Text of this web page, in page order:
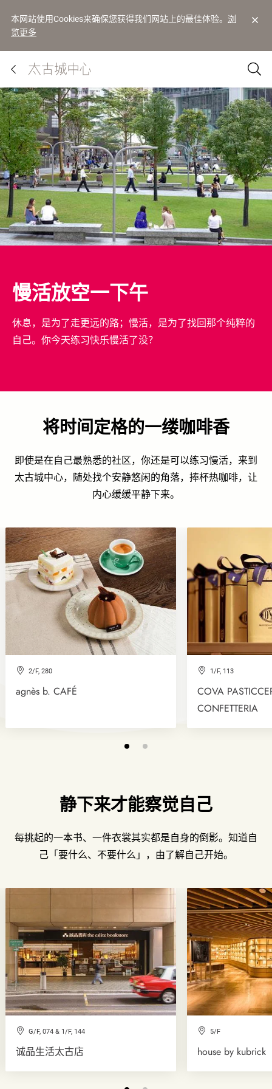
本网站使用Cookies来确保您获得我们网站上的最佳体验。 浏
览更多
慢活放空一下午
休息，是为了走更远的路；慢活，是为了找回那个纯粹的
自己。你今天练习快乐慢活了没？
将时间定格的一缕咖啡香
即使是在自己最熟悉的社区，你还是可以练习慢活，来到
太古城中心，随处找个安静悠闲的角落，捧杯热咖啡，让
内心缓缓平静下来。
2/F, 280
agnès b. CAFÉ
1/F, 113
COVA
CONFETTERIA
静下来才能察觉自己
每挑起的一本书、一件衣裳其实都是自身的倒影。知道自
己「要什么、不要什么」，由了解自己开始。
G/F, 074 & 1/F, 144
诚品生活太古店
5/F
house by kubrick